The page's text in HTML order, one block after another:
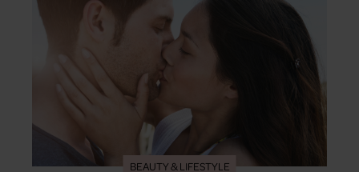
BEAUTY & LIFESTYLE